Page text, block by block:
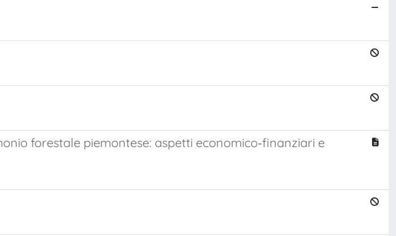
forestale piemontese: aspetti economico‐finanziari e